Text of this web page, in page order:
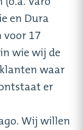
en Dura
voor 17
wie wij de
waar
er
Wij willen